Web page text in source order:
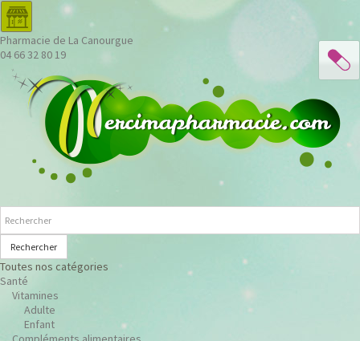
Pharmacie de La Canourgue
04 66 32 80 19
Rechercher
Toutes nos catégories
Santé
Vitamines
Adulte
Enfant